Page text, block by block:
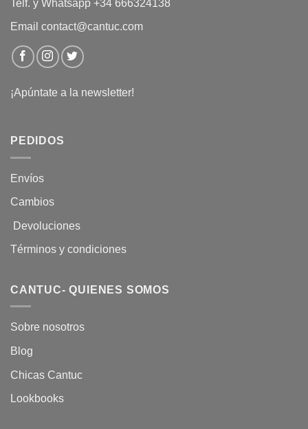
Telf. y Whatsapp +34 666324138
Email contact@cantuc.com
¡Apúntate a la newsletter!
PEDIDOS
Envíos
Cambios
Devoluciones
Términos y condiciones
CANTUC- QUIENES SOMOS
Sobre nosotros
Blog
Chicas Cantuc
Lookbooks